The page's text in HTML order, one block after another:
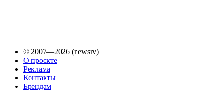
© 2007—2026 (newsrv)
О проекте
Реклама
Контакты
Брендам